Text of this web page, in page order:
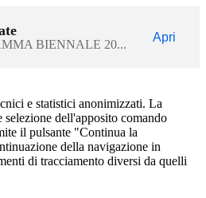
BIENNALE 20...
Apri
e statistici anonimizzati. La
selezione dell'apposito comando
il pulsante "Continua la
della navigazione in
di tracciamento diversi da quelli